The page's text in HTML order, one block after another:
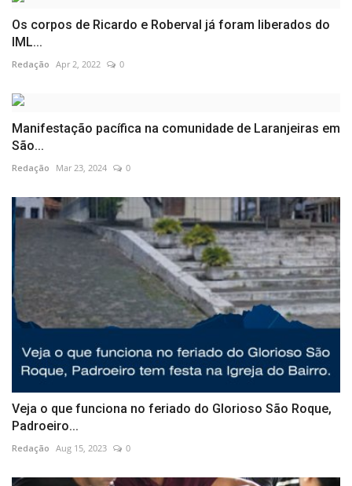
Os corpos de Ricardo e Roberval já foram liberados do
IML...
Redação Apr 2, 2022 0
Manifestação pacífica na comunidade de Laranjeiras em
São...
Redação Mar 23, 2024 0
Veja o que funciona no feriado do Glorioso São Roque,
Padroeiro...
Redação Aug 15, 2023 0